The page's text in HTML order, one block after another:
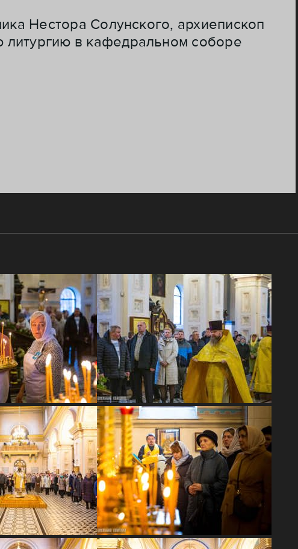
Нестора Солунского, архиепископ
литургию в кафедральном соборе